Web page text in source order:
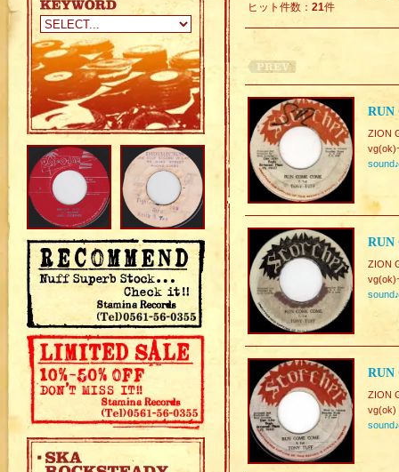
ヒット件数： 21件
RUN
ZION
sound♪
RUN
ZION
sound♪
RUN
ZION
vg(ok)
sound♪